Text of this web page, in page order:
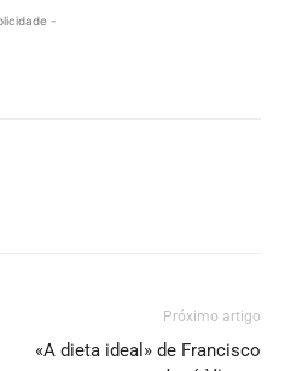
-
Próximo artigo
«A dieta ideal» de Francisco